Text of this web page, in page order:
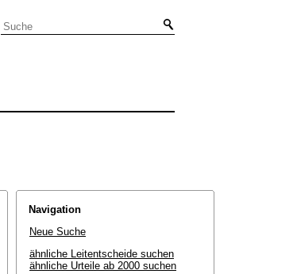
Navigation
Neue Suche
ähnliche Leitentscheide suchen
ähnliche Urteile ab 2000 suchen